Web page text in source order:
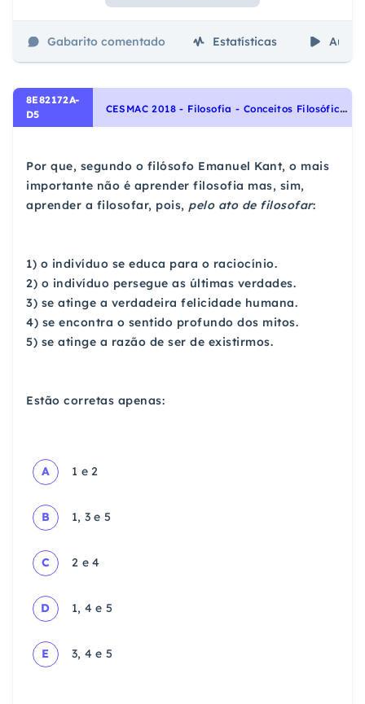
Gabarito comentado Estatísticas Aulas
8E82172A-
D5
C
ESMAC 2018 - Filosofia - Conceitos Filosóficos
Por que, segundo o filósofo Emanuel Kant, o mais
importante não é aprender filosofia mas, sim,
aprender a filosofar, pois, pelo ato de filosofar:
1) o indivíduo se educa para o raciocínio.
2) o indivíduo persegue as últimas verdades.
3) se atinge a verdadeira felicidade humana.
4) se encontra o sentido profundo dos mitos.
5) se atinge a razão de ser de existirmos.
Estão corretas apenas:
A 1 e 2
B 1, 3 e 5
C 2 e 4
D 1, 4 e 5
E 3, 4 e 5